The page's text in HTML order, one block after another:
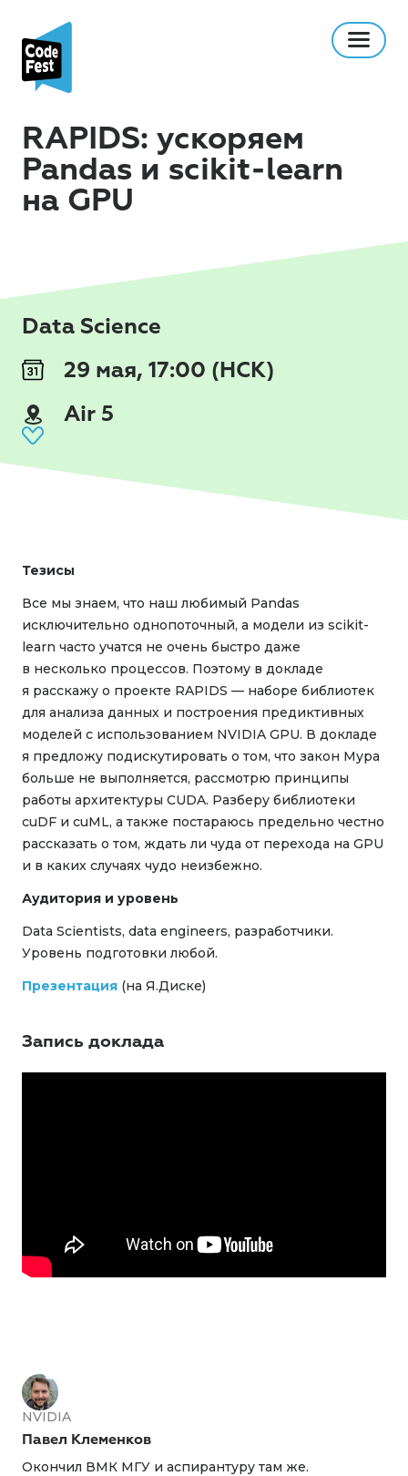
RAPIDS: ускоряем
Pandas и scikit-learn
на GPU
Data Science
29 мая, 17:00 (НСК)
Air 5
Тезисы
Все мы знаем, что наш любимый Pandas
исключительно однопоточный, а модели из scikit-
learn часто учатся не очень быстро даже
в несколько процессов. Поэтому в докладе
я расскажу о проекте RAPIDS — наборе библиотек
для анализа данных и построения предиктивных
моделей с использованием NVIDIA GPU. В докладе
я предложу подискутировать о том, что закон Мура
больше не выполняется, рассмотрю принципы
работы архитектуры CUDA. Разберу библиотеки
cuDF и cuML, а также постараюсь предельно честно
рассказать о том, ждать ли чуда от перехода на GPU
и в каких случаях чудо неизбежно.
Аудитория и уровень
Data Scientists, data engineers, разработчики.
Уровень подготовки любой.
Презентация (на Я.Диске)
Запись доклада
NVIDIA
Павел Клеменков
Окончил ВМК МГУ и аспирантуру там же.